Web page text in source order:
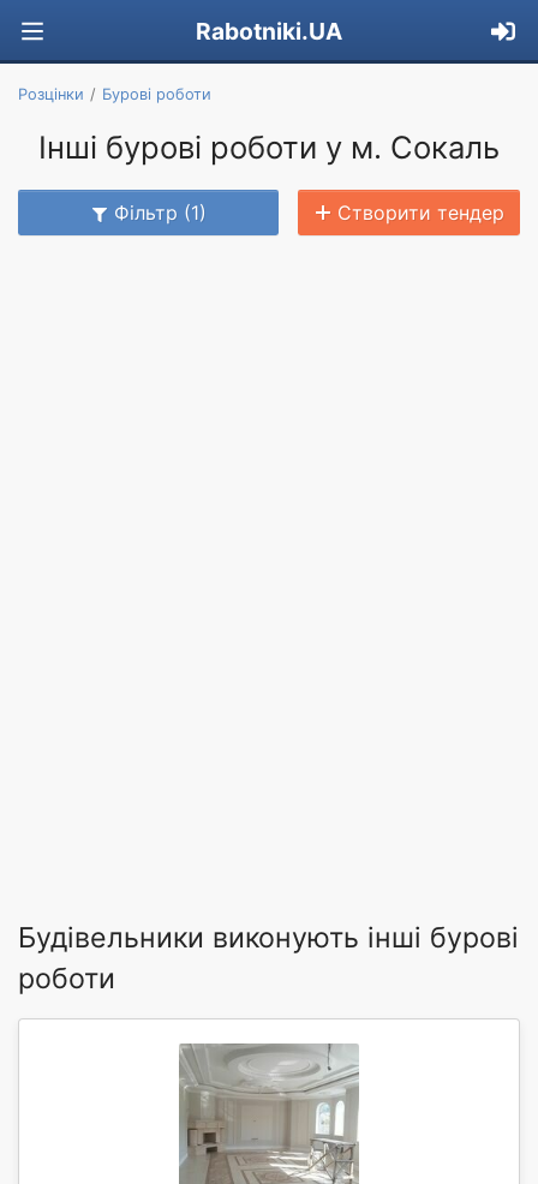
Rabotniki.UA
Розцінки Бурові роботи
Інші бурові роботи у м. Сокаль
Фільтр (1) Створити тендер
Будівельники виконують інші бурові
роботи